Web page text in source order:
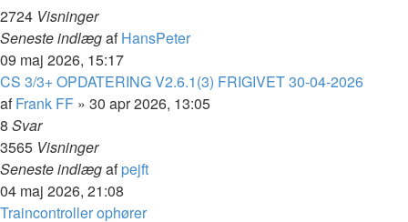
2724 Visninger
Seneste indlægafHansPeter
09 maj 2026, 15:17
CS 3/3+ OPDATERING V2.6.1(3) FRIGIVET 30-04-2026
afFrank FF » 30 apr 2026, 13:05
8 Svar
3565 Visninger
Seneste indlægafpejft
04 maj 2026, 21:08
Traincontroller ophører